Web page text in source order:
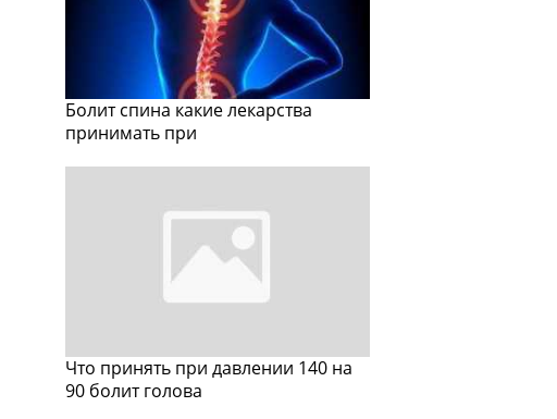
Болит спина какие лекарства
принимать при
Что принять при давлении 140 на
90 болит голова